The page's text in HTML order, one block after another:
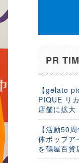
PR
【gelato
PIQUE リ
店舗に拡大
【活動50
体ポップア
を鶴屋百貨